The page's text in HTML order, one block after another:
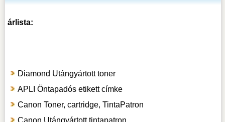
árlista:
Diamond Utángyártott toner
APLI Öntapadós etikett címke
Canon Toner, cartridge, TintaPatron
Canon Utángyártott tintapatron